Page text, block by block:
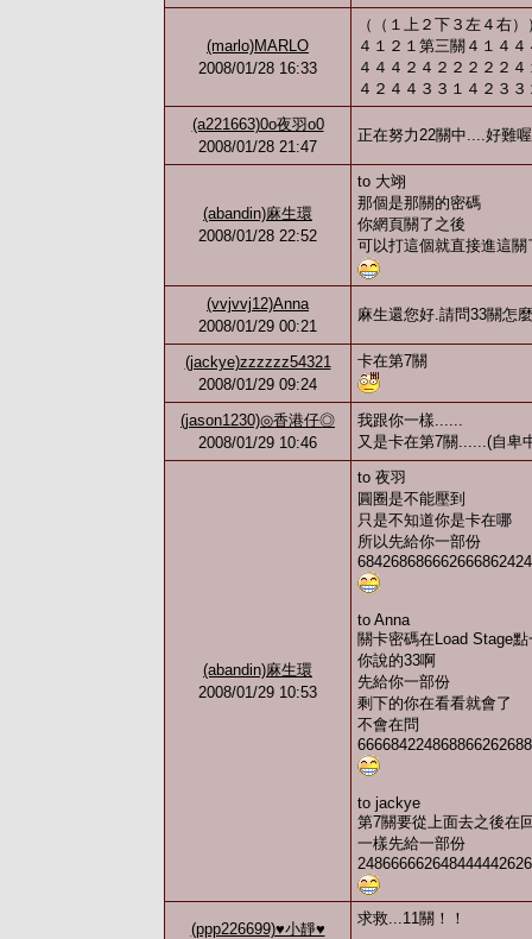
(marlo)MARLO
2008/01/28 16:33
（（１上２下３左４右
４１２１第三關４１４
４４４２４２２２２２
４２４４３３１４２３
(a221663)0o夜羽o0
2008/01/28 21:47
正在努力22關中....好難
(abandin)麻生環
2008/01/28 22:52
to 大翊
那個是那關的密碼
你網頁關了之後
可以打這個就直接進這關
(vvjvvj12)Anna
2008/01/29 00:21
麻生還您好.請問33關怎
(jackye)zzzzzz54321
2008/01/29 09:24
卡在第7關
(jason1230)◎香港仔◎
2008/01/29 10:46
我跟你一樣......
又是卡在第7關......(自卑
(abandin)麻生環
2008/01/29 10:53
to 夜羽
圓圈是不能壓到
只是不知道你是卡在哪
所以先給你一部份
to Anna
關卡密碼在Load Stage
你說的33啊
先給你一部份
剩下的你在看看就會了
不會在問
to jackye
第7關要從上面去之後在
一樣先給一部份
(ppp226699)♥小靜♥
求救...11關！！